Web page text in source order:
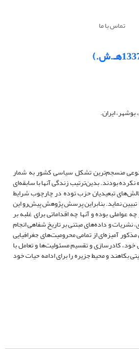
تماس با ما
ایران.
نوعی منسجم‌ترین تشکل سیاسی کشور به شمار
بودند. بدین‌ترتیب زندگی آنها با سابقه‌ای
تبعیدیان حزب توده در چارچوب شرایط
برای غلبه بر آن چالش‌ها را تبیین نماید. بنابراین پرسش پژوهش پیش‌رو این
جزیره خارک بین سال‌های 1327 تا 1337 هـ.ش. تحت تأثیر چه عواملی بوده و آنها چه اقداماتی برای غلبه بر
نشریات و داده‌های مبتنی بر تاریخ شفاهی انجام
آمیزه‌ای از تمامی محرومیت‌های جغرافیایی
خود، کادرسازی و تقسیم مسئولیت‌ها و تعامل با
بکاهند و محیط جزیره را برای ­ادامه حیات خود